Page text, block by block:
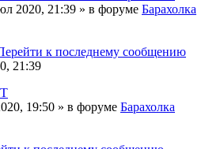
2020, 21:39 » в форуме Барахолка
к последнему сообщению
21:39
19:50 » в форуме Барахолка